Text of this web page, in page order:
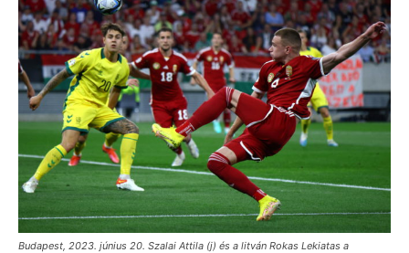
Budapest, 2023. június 20. Szalai Attila (j) és a litván Rokas Lekiatas a